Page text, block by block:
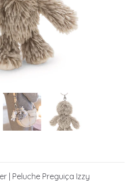
| Peluche Preguiça Izzy